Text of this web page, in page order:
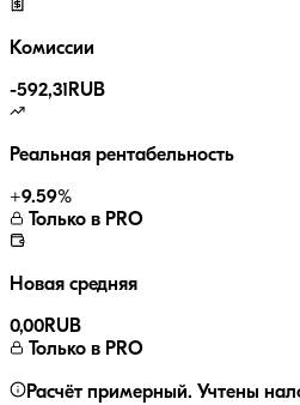
Комиссии
-592,31 RUB
Реальная рентабельность
+9.59%
Только в PRO
Новая средняя
0,00RUB
Только в PRO
Расчёт примерный. Учтены